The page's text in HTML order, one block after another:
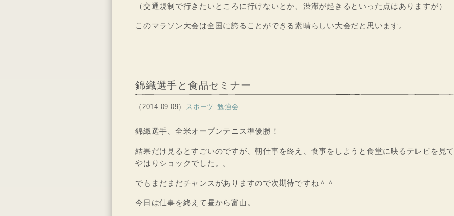
（交通規制で行きたいところに行けないとか、渋滞が起きるといった点はありますが）
このマラソン大会は全国に誇ることができる素晴らしい大会だと思います。
錦織選手と食品セミナー
（2014.09.09） スポーツ 勉強会
錦織選手、全米オープンテニス準優勝！
結果だけ見るとすごいのですが、朝仕事を終え、食事をしようと食堂に映るテレビを見て
やはりショックでした。。
でもまだまだチャンスがありますので次期待ですね＾＾
今日は仕事を終えて昼から富山。